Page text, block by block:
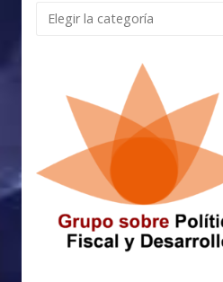
Seleccionar
categoría